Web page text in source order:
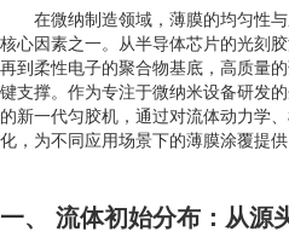
在微纳制造领域，薄膜的均匀性
核心因素之一。从半导体芯片的光刻
再到柔性电子的聚合物基底，高质量
键支撑。作为专注于微纳米设备研发
的新一代匀胶机，通过对流体动力学
化，为不同应用场景下的薄膜涂覆提
一、 流体初始分布：从源